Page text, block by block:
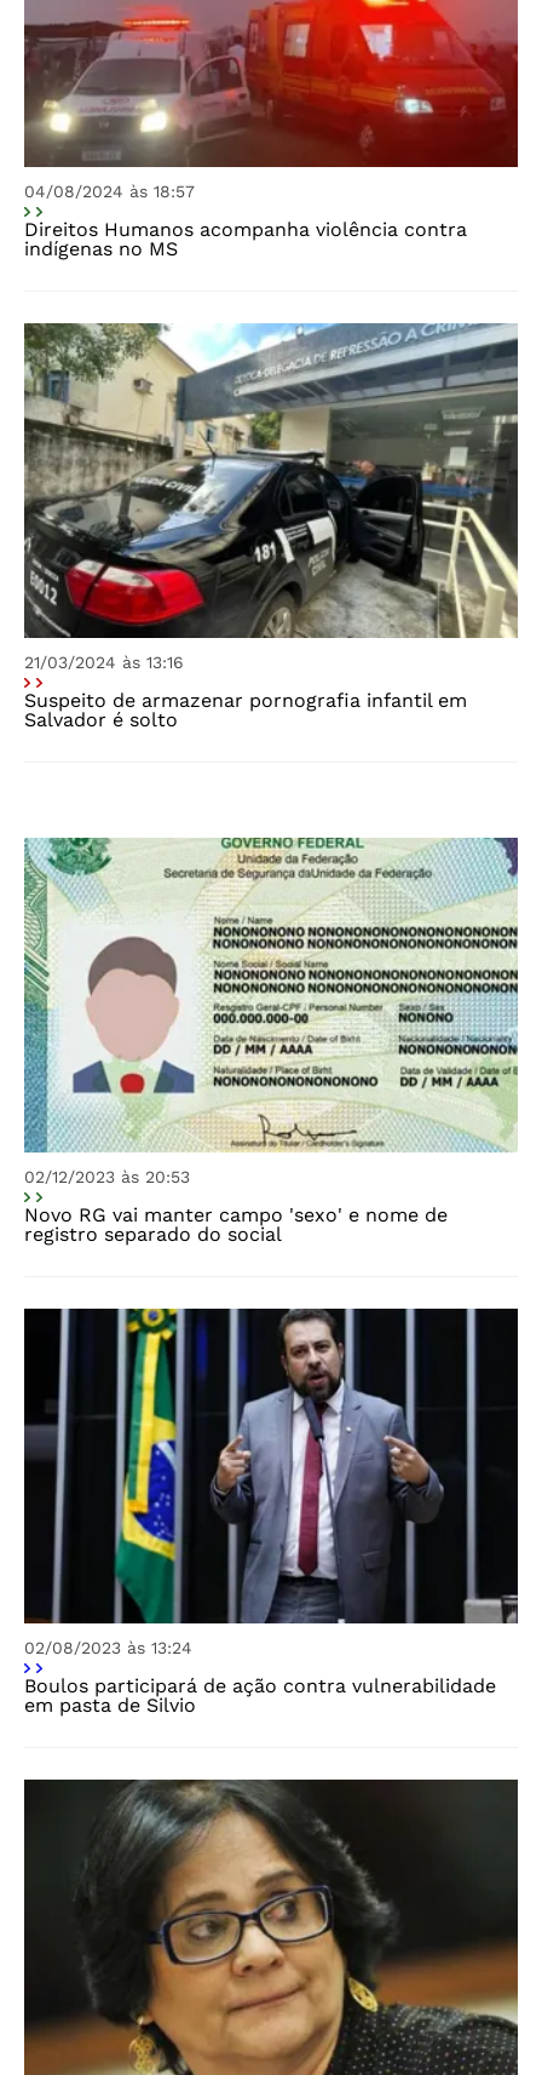
04/08/2024 às 18:57
Direitos Humanos acompanha violência contra
indígenas no MS
21/03/2024 às 13:16
Suspeito de armazenar pornografia infantil em
Salvador é solto
02/12/2023 às 20:53
Novo RG vai manter campo 'sexo' e nome de
registro separado do social
02/08/2023 às 13:24
Boulos participará de ação contra vulnerabilidade
em pasta de Silvio